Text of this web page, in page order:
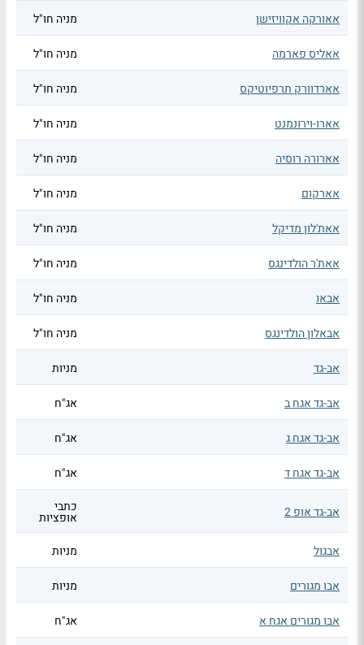
אאורקה אקוויזישן מניה חו"ל
אאליס פארמה מניה חו"ל
אארדוורק תרפיוטיקס מניה חו"ל
אארו-וירונמנט מניה חו"ל
אארורה רוסיה מניה חו"ל
אארקום מניה חו"ל
אאת'לון מדיקל מניה חו"ל
אאת'ר הולדינגס מניה חו"ל
אבאו מניה חו"ל
אבאלון הולדינגס מניה חו"ל
אב-גד מניות
אב-גד אגח ב אג"ח
אב-גד אגח ג אג"ח
אב-גד אגח ד אג"ח
אב-גד אופ 2 כתבי
אופציות
אבגול
מניות
אבו מגורים מניות
אבו מגורים אגח א אג"ח